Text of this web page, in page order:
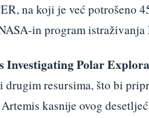
na koji je već potrošeno
in program istraživanja
Investigating Polar
drugim resursima, što bi
kasnije ovog